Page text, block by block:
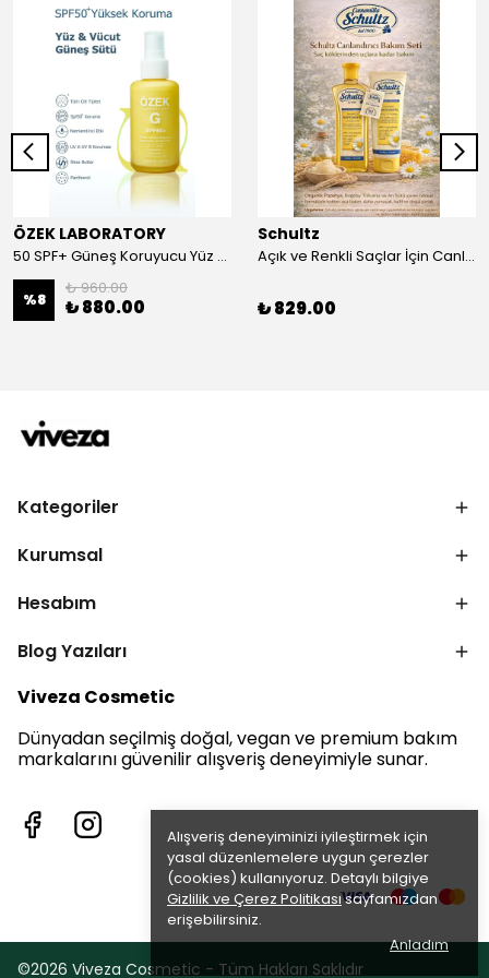
Alışveriş deneyiminizi iyileştirmek için
yasal düzenlemelere uygun çerezler
(cookies) kullanıyoruz. Detaylı bilgiye
Gizlilik ve Çerez Politikasısayfamızdan
erişebilirsiniz.
Anladım
ÖZEK LABORATORY
50 SPF+ Güneş Koruyucu Yüz ve Vücut Sütü 100 ml
%8
₺ 960.00
₺ 880.00
Schultz
Açık ve Renkli Saçlar İçin Canlandırıcı 2li Bakım Seti Şampuan + Saç Kremi
₺ 829.00
Kategoriler
Kurumsal
Hesabım
Blog Yazıları
Viveza Cosmetic
Dünyadan seçilmiş doğal, vegan ve premium bakım
markalarını güvenilir alışveriş deneyimiyle sunar.
©2026 Viveza Cosmetic - Tüm Hakları Saklıdır